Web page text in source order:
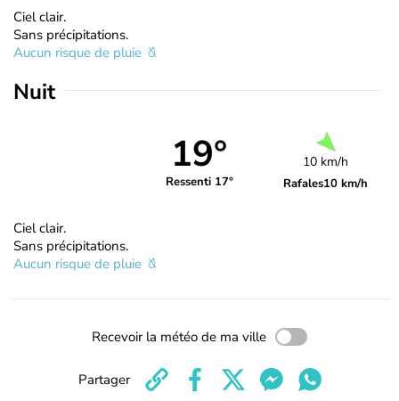
Ciel clair.
Sans précipitations.
Aucun risque de pluie
Nuit
19°
Ressenti 17°
10 km/h
Rafales10 km/h
Ciel clair.
Sans précipitations.
Aucun risque de pluie
Recevoir la météo de ma ville
Partager